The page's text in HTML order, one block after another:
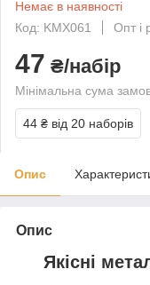
Немає в наявності
Код: KMX061
Опт і
47 ₴/набір
Мінімальна сума
44 ₴ від 20 наборів
Опис
Опис
Якісні